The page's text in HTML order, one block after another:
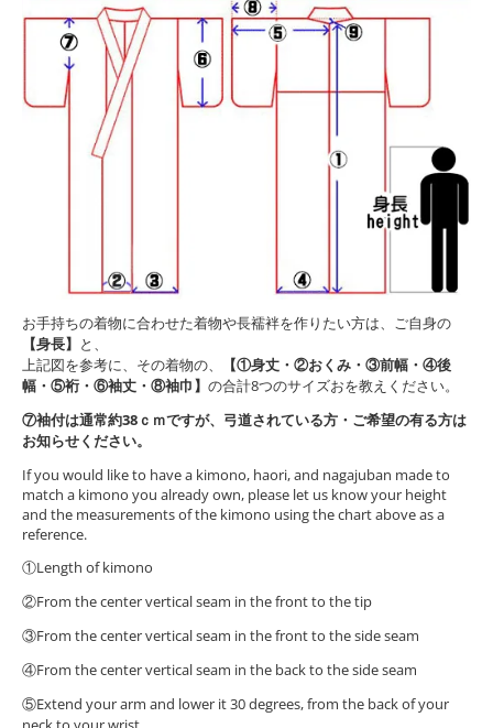
お手持ちの着物に合わせた着物や長襦袢を作りたい方は、ご自身の
【身長】 と、
上記図を参考に、その着物の、
【①身丈・②おくみ・③前幅・④後
幅・⑤裄・⑥袖丈・⑧袖巾】 の合計8つのサイズおを教えください。
⑦袖付は通常約38ｃｍですが、弓道されている方・ご希望の有る方は
お知らせください。
If you would like to have a kimono, haori, and nagajuban made to
match a kimono you already own, please let us know your height
and the measurements of the kimono using the chart above as a
reference.
①Length of kimono
②From the center vertical seam in the front to the tip
③From the center vertical seam in the front to the side seam
④From the center vertical seam in the back to the side seam
⑤Extend your arm and lower it 30 degrees, from the back of your